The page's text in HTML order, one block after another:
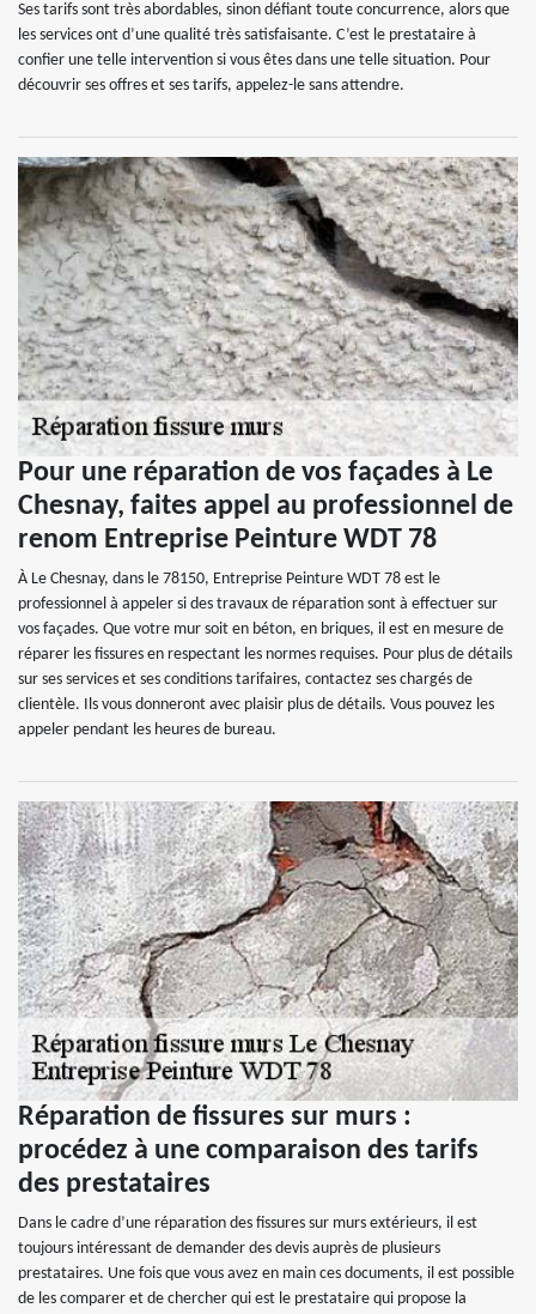
Ses tarifs sont très abordables, sinon défiant toute concurrence, alors que
les services ont d’une qualité très satisfaisante. C’est le prestataire à
confier une telle intervention si vous êtes dans une telle situation. Pour
découvrir ses offres et ses tarifs, appelez-le sans attendre.
Pour une réparation de vos façades à Le
Chesnay, faites appel au professionnel de
renom Entreprise Peinture WDT 78
À Le Chesnay, dans le 78150, Entreprise Peinture WDT 78 est le
professionnel à appeler si des travaux de réparation sont à effectuer sur
vos façades. Que votre mur soit en béton, en briques, il est en mesure de
réparer les fissures en respectant les normes requises. Pour plus de détails
sur ses services et ses conditions tarifaires, contactez ses chargés de
clientèle. Ils vous donneront avec plaisir plus de détails. Vous pouvez les
appeler pendant les heures de bureau.
Réparation de fissures sur murs :
procédez à une comparaison des tarifs
des prestataires
Dans le cadre d’une réparation des fissures sur murs extérieurs, il est
toujours intéressant de demander des devis auprès de plusieurs
prestataires. Une fois que vous avez en main ces documents, il est possible
de les comparer et de chercher qui est le prestataire qui propose la